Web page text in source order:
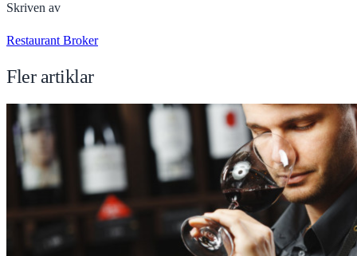
Skriven av
Restaurant Broker
Fler artiklar